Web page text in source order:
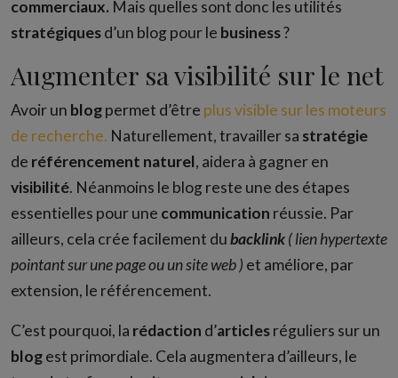
commerciaux. Mais quelles sont donc les utilités
stratégiquesd’un blog pour le business?
Augmenter sa visibilité sur le net
Avoir un blogpermet d’être plus visible sur les moteurs
de recherche. Naturellement, travailler sa stratégie
de référencement naturel, aidera à gagner en
visibilité. Néanmoins le blog reste une des étapes
essentielles pour une communication réussie. Par
ailleurs, cela crée facilement dubacklink( lien hypertexte
pointant sur une page ou un site web ) et améliore, par
extension, le référencement.
C’est pourquoi, la rédaction d’articlesréguliers sur un
blogest primordiale. Cela augmentera d’ailleurs, le